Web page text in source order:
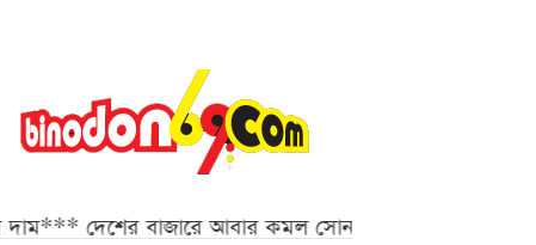
দেশের বাজারে আবার কমল সোনার দাম, ভরিতে কমেছে ৩